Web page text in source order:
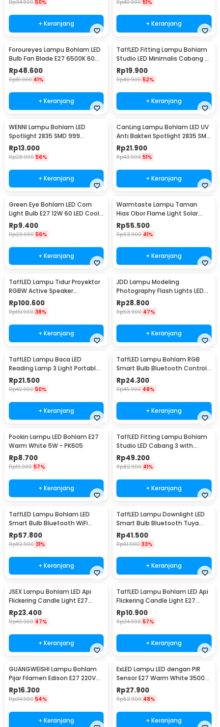
Rp34.900 50%
+ Keranjang
Rp40.900 51%
+ Keranjang
Foroureyes Lampu Bohlam LED
Bulb Fan Blade E27 6500K 60W
- KK-2560
Rp48.600
Rp81.900 41%
+ Keranjang
TaffLED Fitting Lampu Bohlam
Studio LED Minimalis Cabang 4
E27 220V - HU-400
Rp19.900
Rp40.900 52%
+ Keranjang
WENNI Lampu Bohlam LED
Spotlight 2835 SMD 999
Lumens 180 Degree 9W E27
Rp13.000
Rp28.900 56%
+ Keranjang
CanLing Lampu Bohlam LED UV
Anti Bakteri Spotlight 2835 SMD
220V E27 - D3-F3-01
Rp21.900
Rp43.900 51%
+ Keranjang
Green Eye Bohlam LED Corn
Light Bulb E27 12W 60 LED Cool
White - E262
Rp9.400
Rp20.900 56%
+ Keranjang
Warmtaste Lampu Taman
Hias Obor Flame Light Solar
IP65 Warm White - YMJ010
Rp55.500
Rp93.900 41%
+ Keranjang
TaffLED Lampu Tidur Proyektor
RGBW Active Speaker
Bluetooth Remote - BL-XK01
Rp100.600
Rp161.900 38%
+ Keranjang
JDD Lampu Modeling
Photography Flash Lights LED
E27 150W Warm White - jD01
Rp28.800
Rp53.900 47%
+ Keranjang
TaffLED Lampu Baca LED
Reading Lamp 3 Light Portable
Cool White - EF168
Rp21.500
Rp42.900 50%
+ Keranjang
TaffLED Lampu Bohlam RGB
Smart Bulb Bluetooth Control
E27 800Lumen 10W - TY-10W
Rp24.300
Rp45.900 48%
+ Keranjang
Pookin Lampu LED Bohlam E27
Warm White 5W - PK605
Rp8.700
Rp19.900 57%
+ Keranjang
TaffLED Fitting Lampu Bohlam
Studio LED Cabang 3 with
Switch 220V E27 - HU-300
Rp49.200
Rp82.900 41%
+ Keranjang
TaffLED Lampu Bohlam LED
Smart Bulb Bluetooth WiFi
RGBCW E27 220V 9W - A60
Rp57.800
Rp82.900 31%
+ Keranjang
TaffLED Lampu Downlight LED
Smart Bulb Bluetooth Tuya
10W RGBCW - A61
Rp41.500
Rp61.900 33%
+ Keranjang
JSEX Lampu Bohlam LED Api
Flickering Candle Light E27
Warm White 3W - CB3
Rp23.400
Rp43.900 47%
+ Keranjang
TaffLED Lampu Bohlam LED Api
Flickering Candle Light E27
Orange 3W - OM-BB-3W
Rp10.900
Rp24.900 57%
+ Keranjang
GUANGWEISHI Lampu Bohlam
Pijar Filamen Edison E27 220V
4W - ST64
Rp16.300
Rp34.900 54%
+ Keranjang
ExLED Lampu LED dengan PIR
Sensor E27 Warm White 3500K
12W - Ex01
Rp27.900
Rp52.900 48%
+ Keranjang